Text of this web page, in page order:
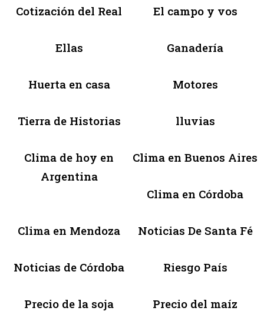
Cotización del Real El campo y vos
Ellas Ganadería
Huerta en casa Motores
Tierra de Historias lluvias
Clima de hoy en
Argentina
Clima en Buenos Aires
Clima en Córdoba
Clima en Mendoza Noticias De Santa Fé
Noticias de Córdoba Riesgo País
Precio de la soja Precio del maíz